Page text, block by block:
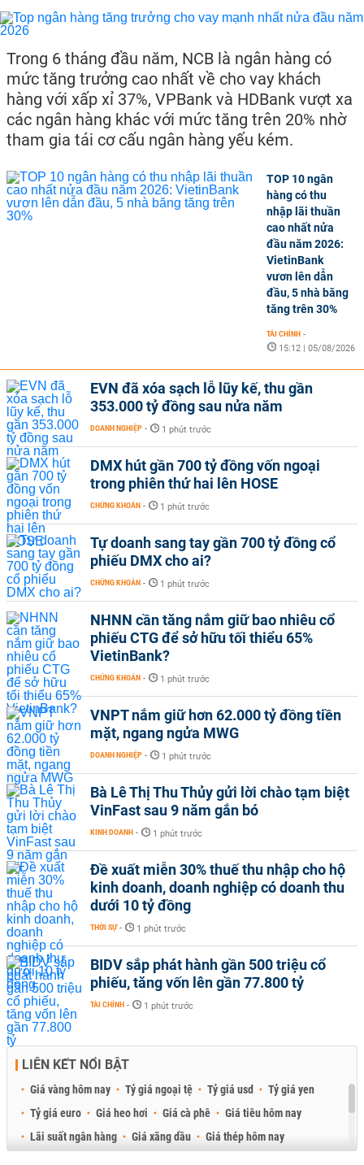
Trong 6 tháng đầu năm, NCB là ngân hàng có
mức tăng trưởng cao nhất về cho vay khách
hàng với xấp xỉ 37%, VPBank và HDBank vượt xa
các ngân hàng khác với mức tăng trên 20% nhờ
tham gia tái cơ cấu ngân hàng yếu kém.
TOP 10 ngân
hàng có thu
nhập lãi thuần
cao nhất nửa
đầu năm 2026:
VietinBank
vươn lên dẫn
đầu, 5 nhà băng
tăng trên 30%
TÀI CHÍNH -
15:12 | 05/08/2026
EVN đã xóa sạch lỗ lũy kế, thu gần
353.000 tỷ đồng sau nửa năm
DOANH NGHIỆP - 1 phút trước
DMX hút gần 700 tỷ đồng vốn ngoại
trong phiên thứ hai lên HOSE
CHỨNG KHOÁN - 1 phút trước
Tự doanh sang tay gần 700 tỷ đồng cổ
phiếu DMX cho ai?
CHỨNG KHOÁN - 1 phút trước
NHNN cần tăng nắm giữ bao nhiêu cổ
phiếu CTG để sở hữu tối thiểu 65%
VietinBank?
CHỨNG KHOÁN - 1 phút trước
VNPT nắm giữ hơn 62.000 tỷ đồng tiền
mặt, ngang ngửa MWG
DOANH NGHIỆP - 1 phút trước
Bà Lê Thị Thu Thủy gửi lời chào tạm biệt
VinFast sau 9 năm gắn bó
KINH DOANH - 1 phút trước
Đề xuất miễn 30% thuế thu nhập cho hộ
kinh doanh, doanh nghiệp có doanh thu
dưới 10 tỷ đồng
THỜI SỰ - 1 phút trước
BIDV sắp phát hành gần 500 triệu cổ
phiếu, tăng vốn lên gần 77.800 tỷ
TÀI CHÍNH - 1 phút trước
LIÊN KẾT NỔI BẬT
Giá vàng hôm nay Tỷ giá ngoại tệ Tỷ giá usd
Tỷ giá yen
Tỷ giá euro
Giá heo hơi Giá cà phê
Giá tiêu hôm nay
Lãi suất ngân hàng
Giá xăng dầu
Giá thép hôm nay